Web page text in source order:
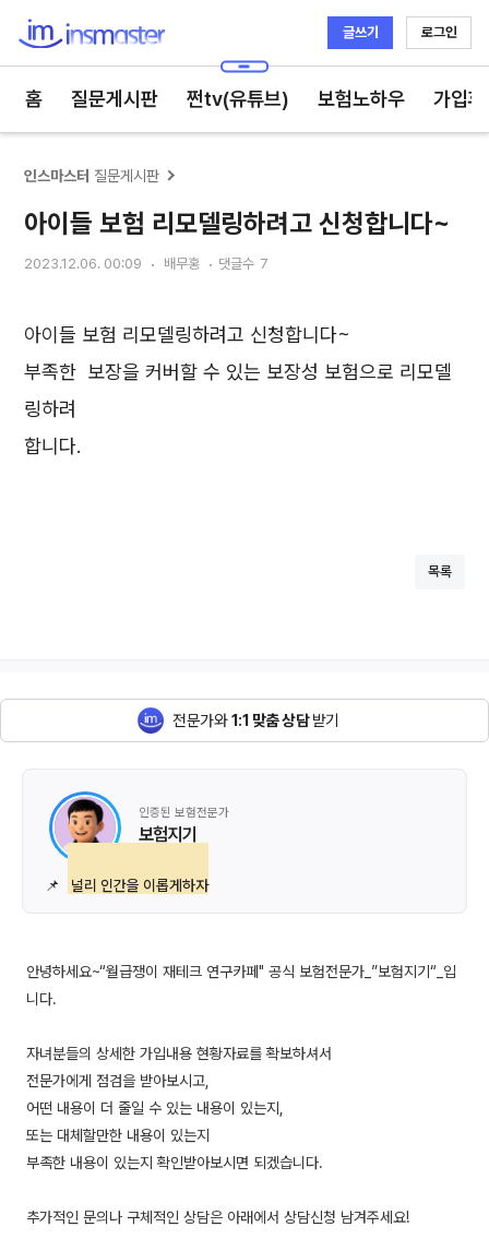
글쓰기 로그인
홈 질문게시판 쩐tv(유튜브) 보험노하우 가입
인스마스터 질문게시판
아이들 보험 리모델링하려고 신청합니다~
2023.12.06. 00:09 배무홍 댓글수 7
아이들 보험 리모델링하려고 신청합니다~
부족한 보장을 커버할 수 있는 보장성 보험으로 리모델
링하려
합니다.
목록
전문가와1:1 맞춤 상담받기
인증된 보험전문가
보험지기
📌 널리 인간을 이롭게하자
안녕하세요~“월급쟁이 재테크 연구카페" 공식 보험전문가_”보험지기“_입
니다.
자녀분들의 상세한 가입내용 현황자료를 확보하셔서
전문가에게 점검을 받아보시고,
어떤 내용이 더 줄일 수 있는 내용이 있는지,
또는 대체할만한 내용이 있는지
부족한 내용이 있는지 확인받아보시면 되겠습니다.